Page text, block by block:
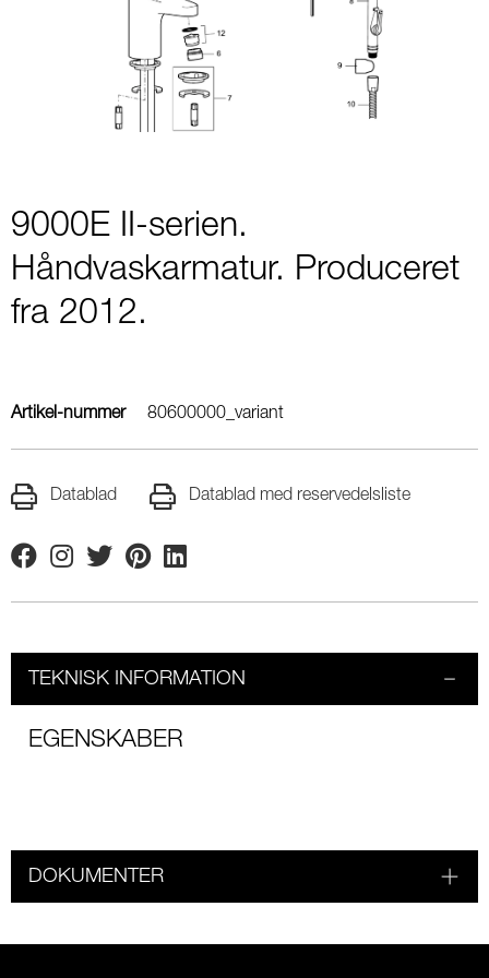
9000E II-serien.
Håndvaskarmatur. Produceret
fra 2012.
Artikel-nummer 80600000_variant
Datablad Datablad med reservedelsliste
FacebookInstagram
TwitterPinterestLinkedin
TEKNISK INFORMATION
EGENSKABER
DOKUMENTER